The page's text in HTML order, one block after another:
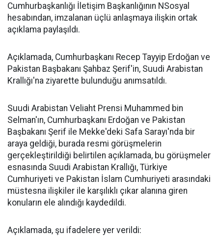
Cumhurbaşkanlığı İletişim Başkanlığının NSosyal
hesabından, imzalanan üçlü anlaşmaya ilişkin ortak
açıklama paylaşıldı.
Açıklamada, Cumhurbaşkanı Recep Tayyip Erdoğan ve
Pakistan Başbakanı Şahbaz Şerif'in, Suudi Arabistan
Krallığı'na ziyarette bulunduğu anımsatıldı.
Suudi Arabistan Veliaht Prensi Muhammed bin
Selman'ın, Cumhurbaşkanı Erdoğan ve Pakistan
Başbakanı Şerif ile Mekke'deki Safa Sarayı'nda bir
araya geldiği, burada resmi görüşmelerin
gerçekleştirildiği belirtilen açıklamada, bu görüşmeler
esnasında Suudi Arabistan Krallığı, Türkiye
Cumhuriyeti ve Pakistan İslam Cumhuriyeti arasındaki
müstesna ilişkiler ile karşılıklı çıkar alanına giren
konuların ele alındığı kaydedildi.
Açıklamada, şu ifadelere yer verildi: